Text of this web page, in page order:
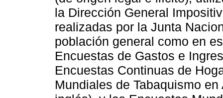
la Dirección General
realizadas por la Junta
población general como en
Encuestas de Gastos e
Encuestas Continuas de
Mundiales de Tabaquismo